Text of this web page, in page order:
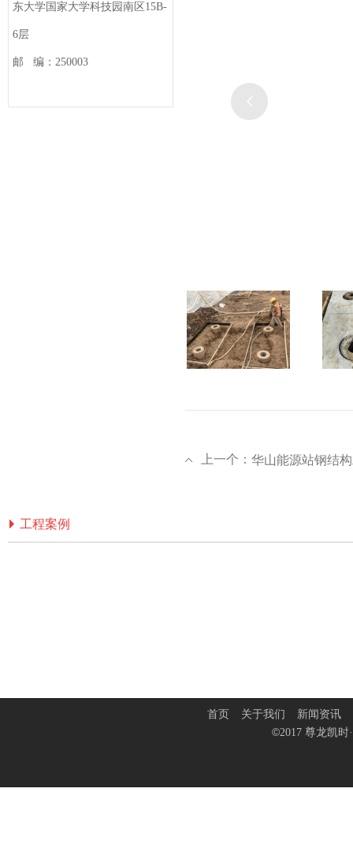
东大学国家大学科技园南区15B-
6层
邮 编：250003
上一个： 华山能源站钢结
工程案例
首页 关于我们 新闻资讯
©2017 尊龙凯时·[